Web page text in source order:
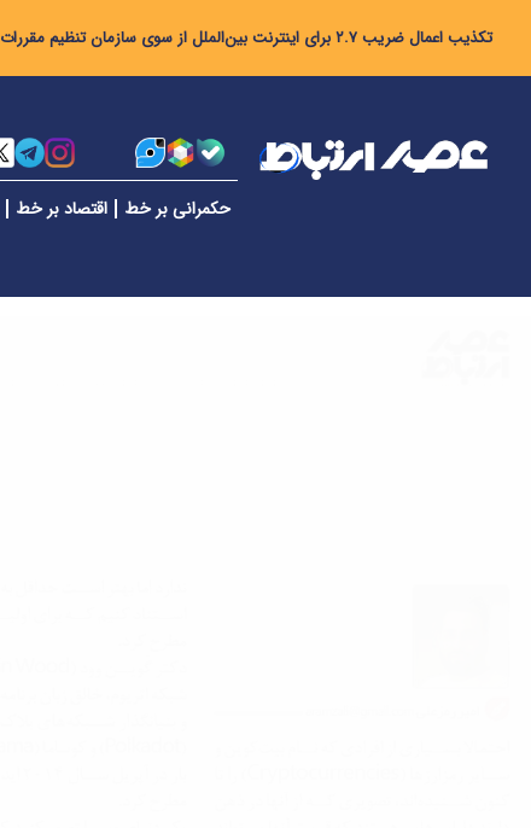
تکذیب اعمال ضریب ۲.۷ برای اینترنت بین‌الملل از سوی سازمان تنظیم مقررات
حکمرانی بر خط اقتصاد بر خط